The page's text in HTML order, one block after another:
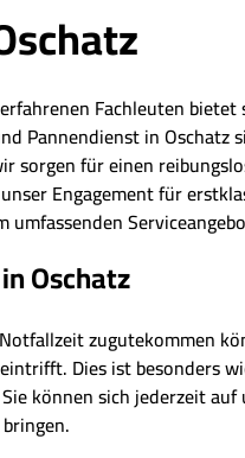
Fachleuten
Pannendienst in Oschatz
sorgen für einen
Engagement für
Oschatz
zugutekommen
Dies ist besonders
können sich jederzeit